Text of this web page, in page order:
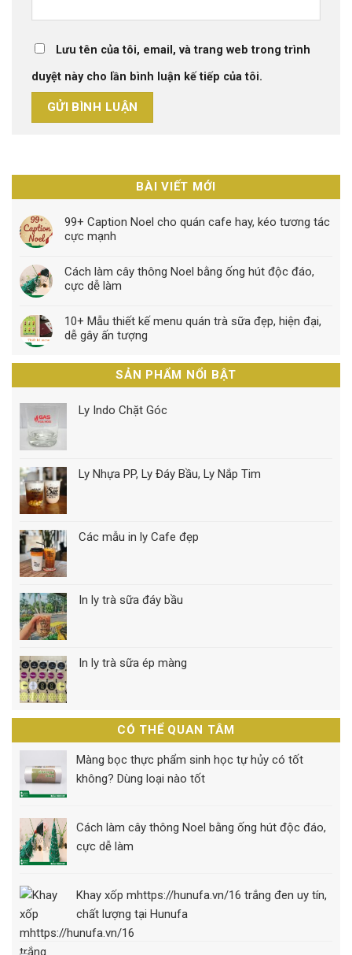
Lưu tên của tôi, email, và trang web trong trình
duyệt này cho lần bình luận kế tiếp của tôi.
BÀI VIẾT MỚI
99+ Caption Noel cho quán cafe hay, kéo tương tác
cực mạnh
Cách làm cây thông Noel bằng ống hút độc đáo,
cực dễ làm
10+ Mẫu thiết kế menu quán trà sữa đẹp, hiện đại,
dễ gây ấn tượng
SẢN PHẨM NỔI BẬT
Ly Indo Chặt Góc
Ly Nhựa PP, Ly Đáy Bầu, Ly Nắp Tim
Các mẫu in ly Cafe đẹp
In ly trà sữa đáy bầu
In ly trà sữa ép màng
CÓ THỂ QUAN TÂM
Màng bọc thực phẩm sinh học tự hủy có tốt
không? Dùng loại nào tốt
Cách làm cây thông Noel bằng ống hút độc đáo,
cực dễ làm
Khay xốp mhttps://hunufa.vn/16 trắng đen uy tín,
chất lượng tại Hunufa